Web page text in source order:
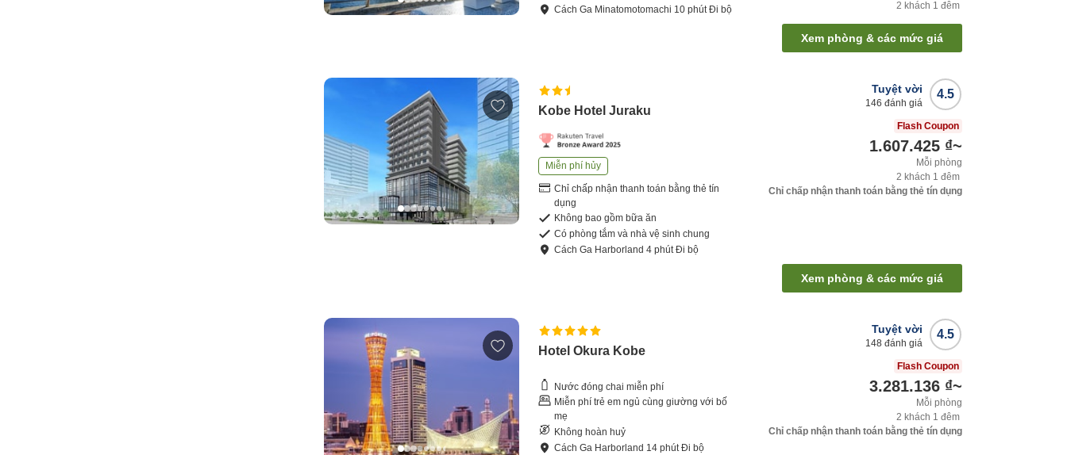
CáchGa Minatomotomachi 10 phútĐi bộ
2 khách 1 đêm
Xem phòng & các mức giá
Kobe Hotel Juraku
Miễn phí hủy
Chỉ chấp nhận thanh toán bằng thẻ tín
dụng
Không bao gồm bữa ăn
Có phòng tắm và nhà vệ sinh chung
CáchGa Harborland4 phútĐi bộ
4.5
Tuyệt vời
146 đánh giá
Flash Coupon
1.607.425 ₫~
Mỗi phòng
2 khách 1 đêm
Chỉ chấp nhận thanh toán bằng thẻ tín dụng
Xem phòng & các mức giá
Hotel Okura Kobe
Nước đóng chai miễn phí
Miễn phí trẻ em ngủ cùng giường với bố
mẹ
Không hoàn huỷ
CáchGa Harborland 14 phútĐi bộ
4.5
Tuyệt vời
148 đánh giá
Flash Coupon
3.281.136 ₫~
Mỗi phòng
2 khách 1 đêm
Chỉ chấp nhận thanh toán bằng thẻ tín dụng